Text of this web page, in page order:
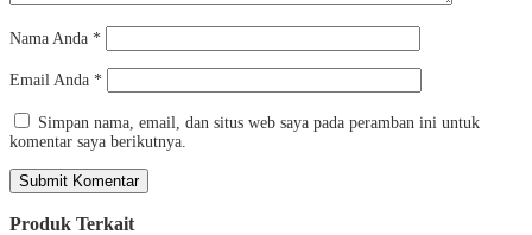
Nama Anda *
Email Anda *
Simpan nama, email, dan situs web saya pada peramban ini untuk
komentar saya berikutnya.
Produk Terkait